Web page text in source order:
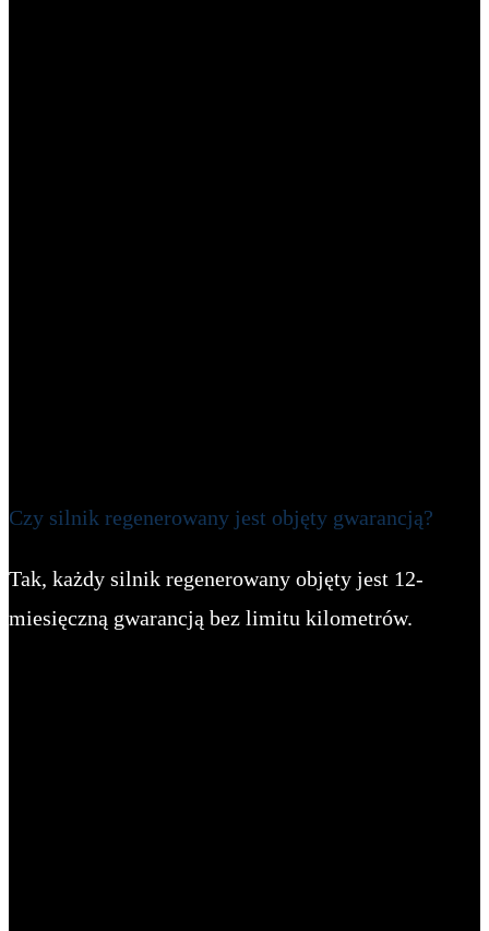
Czy silnik regenerowany jest objęty gwarancją?
Tak, każdy silnik regenerowany objęty jest 12-
miesięczną gwarancją bez limitu kilometrów.